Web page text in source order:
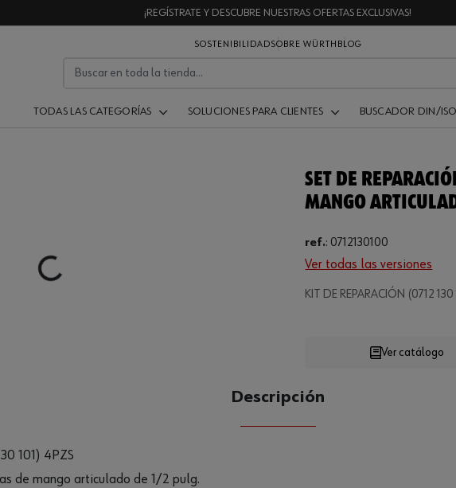
¡REGÍSTRATE Y DESCUBRE NUESTRAS OFERTAS EXCLUSIVAS!
SOSTENIBILIDADSOBRE WÜRTH BLOG
TODAS LAS CATEGORÍAS SOLUCIONES PARA CLIENTES BUSCADOR DIN/
Loading...
SET DE
MANGO
ref.: 0712130100
Ver todas las versiones
KIT DE REPARACIÓN (0712
Loading...
CANTIDAD
Ver catálogo
Descripción
101) 4PZS
de mango articulado de 1/2 pulg.